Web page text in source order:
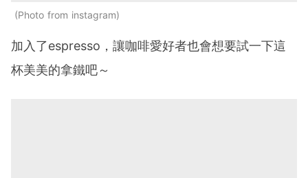
Photo from instagram
加入了espresso，讓咖啡愛好者也會想要試一下這
杯美美的拿鐵吧～